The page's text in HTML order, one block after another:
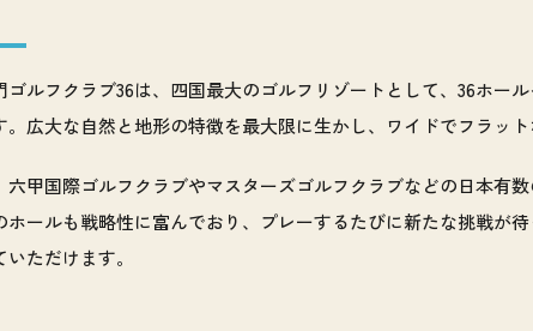
ゴルフクラブ36は、四国最大のゴルフリゾートとして、36ホー
。広大な自然と地形の特徴を最大限に生かし、ワイドでフラッ
六甲国際ゴルフクラブやマスターズゴルフクラブなどの日本有
ホールも戦略性に富んでおり、プレーするたびに新たな挑戦が
ただけます。